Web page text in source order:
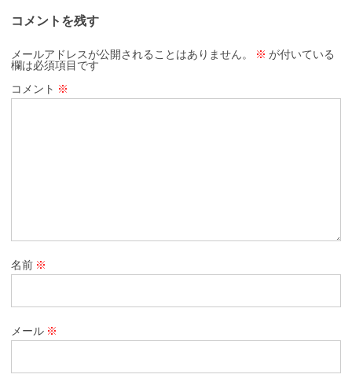
コメントを残す
メールアドレスが公開されることはありません。 ※ が付いている
欄は必須項目です
コメント ※
名前 ※
メール ※